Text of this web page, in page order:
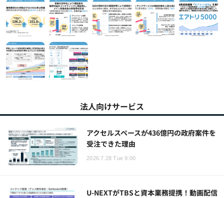
法人向けサービス
アクセルスペースが436億円の政府案件を
受注できた理由
2026.7.28 Tue 9:00
U-NEXTがTBSと資本業務提携！動画配信